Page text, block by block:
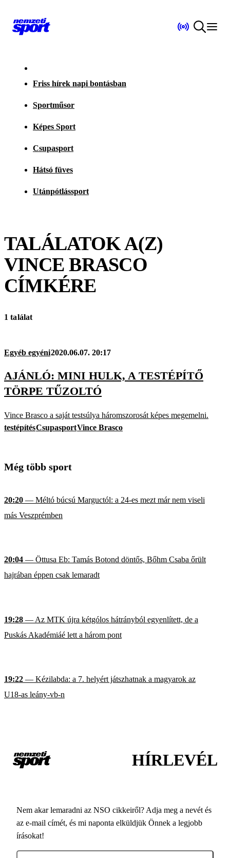
Friss hírek napi bontásban
Sportműsor
Képes Sport
Csupasport
Hátsó füves
Utánpótlássport
TALÁLATOK A(Z)
VINCE BRASCO
CÍMKÉRE
1 találat
Egyéb egyéni2020.06.07. 20:17
AJÁNLÓ: MINI HULK, A TESTÉPÍTŐ
TÖRPE TŰZOLTÓ
Vince Brasco a saját testsúlya háromszorosát képes megemelni.
testépítésCsupasportVince Brasco
Még több sport
20:20 — Méltó búcsú Marguctól: a 24-es mezt már nem viseli
más Veszprémben
20:04 — Öttusa Eb: Tamás Botond döntős, Bőhm Csaba őrült
hajrában éppen csak lemaradt
19:28 — Az MTK újra kétgólos hátrányból egyenlített, de a
Puskás Akadémiáé lett a három pont
19:22 — Kézilabda: a 7. helyért játszhatnak a magyarok az
U18-as leány-vb-n
HÍRLEVÉL
Nem akar lemaradni az NSO cikkeiről? Adja meg a nevét és
az e-mail címét, és mi naponta elküldjük Önnek a legjobb
írásokat!